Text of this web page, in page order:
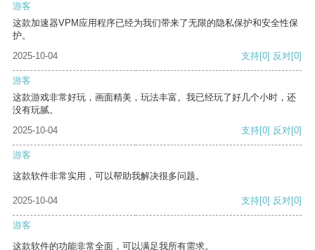
游客
这款加速器VPM应用程序已经为我们带来了无限的隐私保护和安全性保
护。
2025-10-04
支持[0] 反对[0]
游客
这款游戏非常好玩，画面精美，玩法丰富。我已经玩了好几个小时，还
没有玩腻。
2025-10-04
支持[0] 反对[0]
游客
这款软件非常实用，可以帮助我解决很多问题。
2025-10-04 支持[0] 反对[0]
游客
这款软件的功能非常全面，可以满足我所有需求。